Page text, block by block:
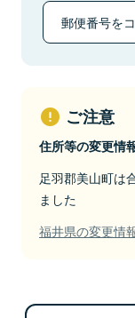
郵便番号を
ご注意
住所等の変更情
足羽郡美山町は
ました
福井県の変更情